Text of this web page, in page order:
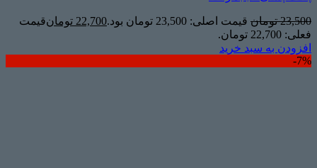
23,500 تومان قیمت اصلی: 23,500 تومان بود. 22,700 تومانقیمت
فعلی: 22,700 تومان.
افزودن به سبد خرید
7%-